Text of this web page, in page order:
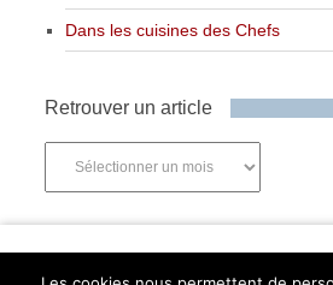
Dans les cuisines des Chefs
Retrouver un article